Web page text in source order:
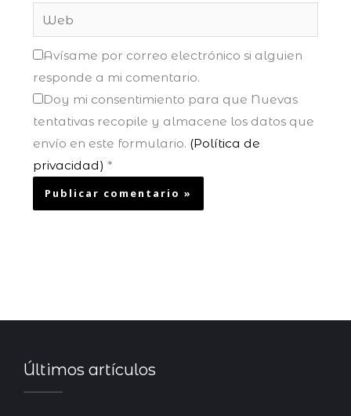
Web
Avísame por correo electrónico si alguien
responde a mi comentario.
Doy mi consentimiento para que Nuevas
tentativas recopile y almacene los datos que
envío en este formulario. (Política de
privacidad) *
Últimos artículos